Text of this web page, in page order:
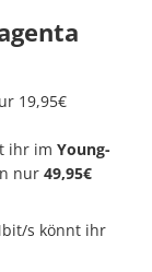
19,95€
ihr im Young-
nur 49,95€
s könnt ihr